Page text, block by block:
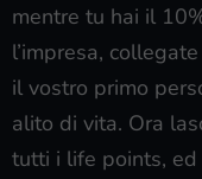
mentre tu hai il
l’impresa,
il vostro primo
alito di vita. Ora
tutti i life points,